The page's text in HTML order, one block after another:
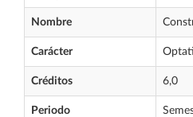
Nombre
Carácter
Créditos 6,0
Periodo